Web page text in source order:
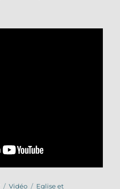
Format
Vidéo Catégories
Eglise et